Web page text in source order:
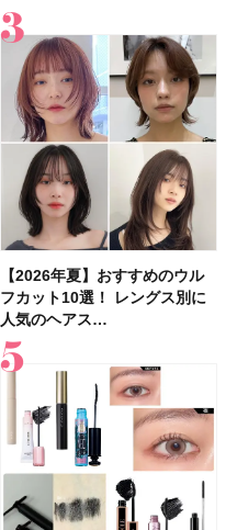
【2026年夏】おすすめのウル
フカット10選！ レングス別に
人気のヘアス…
【上田竜也さんのマイベストコ
スメ５選】大人になって開眼し
たからこそ愛が深…
【2026年新作】大人の「ピン
クリップ」おすすめ8選！ 唇の
色別にプロが…
【クリスマスコフレ2026】
HACCIのホリデーギフトが豪華
すぎると話題…
【美容系・伊能忠敬界隈】上西
星来さんは5年間1日1万歩を継
続！ 歩くとき…
【2026年夏】おすすめの髪型
36選！ショート・ボブ・ミディ
アム・ロング…
【橋本環奈さんの美容Q&A】
顔用コスメで全身ケア！「お尻
や脚も喜んでくれ…
【スック2026新作】秋コレク
ションを全品スウォッチ&イエ
ベブルベ分け！